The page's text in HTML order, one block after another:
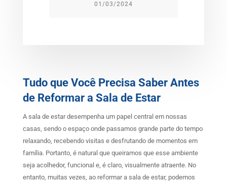
01/03/2024
Tudo que Você Precisa Saber Antes
de Reformar a Sala de Estar
A sala de estar desempenha um papel central em nossas
casas, sendo o espaço onde passamos grande parte do tempo
relaxando, recebendo visitas e desfrutando de momentos em
família. Portanto, é natural que queiramos que esse ambiente
seja acolhedor, funcional e, é claro, visualmente atraente. No
entanto, muitas vezes, ao reformar a sala de estar, podemos